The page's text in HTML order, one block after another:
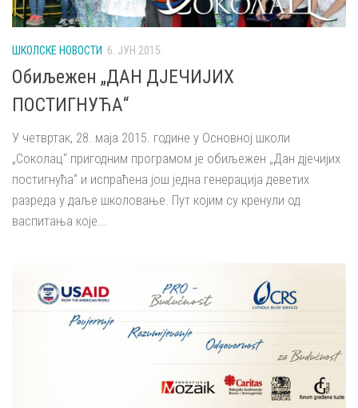
ШКОЛСКЕ НОВОСТИ 6. ЈУН 2015.
Обиљежен „ДАН ДЈЕЧИЈИХ
ПОСТИГНУЋА“
У четвртак, 28. маја 2015. године у Основној школи
„Соколац“ пригодним програмом је обиљежен „Дан дјечијих
постигнућа“ и испраћена још једна генерација деветих
разреда у даље школовање. Пут којим су кренули од
васпитања које...